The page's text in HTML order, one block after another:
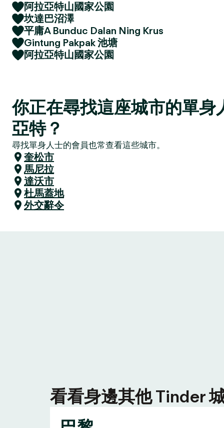
阿拉亞特山國家公園
坎達巴沼澤
平庸A Bunduc Dalan Ning Krus
Gintung Pakpak 池塘
阿拉亞特山國家公園
你正在尋找這座城市的單身
亞特？
尋找單身人士的會員也常查看這些城市。
奎松市
馬尼拉
達沃市
杜馬蓋地
外交辭令
看看身邊其他 Tinder